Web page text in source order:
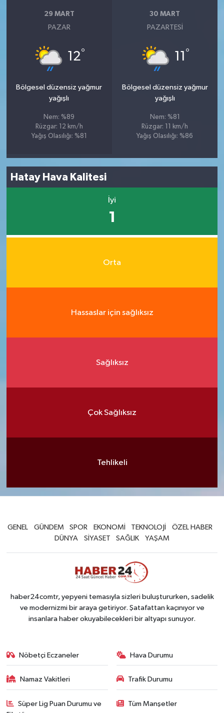
29 MART
PAZAR
12°
Bölgesel düzensiz yağmur
yağışlı
Nem: %89
Rüzgar: 12 km/h
Yağış Olasılığı: %81
30 MART
PAZARTESI
11 °
Bölgesel düzensiz yağmur
yağışlı
Nem: %81
Rüzgar: 11 km/h
Yağış Olasılığı: %86
Hatay Hava Kalitesi
İyi
1
Orta
Hassaslar için sağlıksız
Sağlıksız
Çok Sağlıksız
Tehlikeli
GENEL GÜNDEM SPOR EKONOMİ TEKNOLOJİ
ÖZEL HABER
DÜNYA
SİYASET SAĞLIK YAŞAM
haber24comtr, yepyeni temasıyla sizleri buluştururken, sadelik
ve modernizmi bir araya getiriyor. Şatafattan kaçınıyor ve
insanlara haber okuyabilecekleri bir altyapı sunuyor.
Nöbetçi Eczaneler Hava Durumu
Namaz Vakitleri Trafik Durumu
Süper Lig Puan Durumu ve
Tüm Manşetler